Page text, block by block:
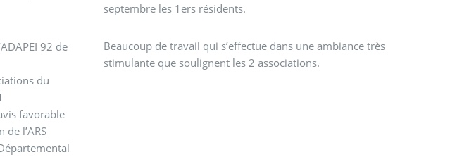
92 de
du
favorable
l’ARS
septembre les 1ers résidents.
Beaucoup de travail qui s’effectue dans une ambiance très
stimulante que soulignent les 2 associations.